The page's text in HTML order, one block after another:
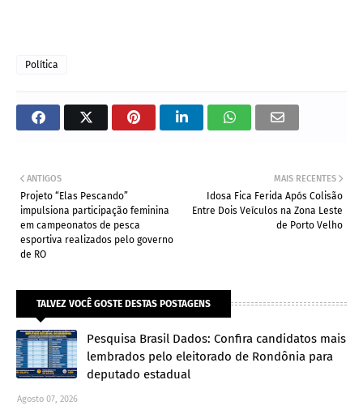
Política
MAIS RECENTES
Idosa Fica Ferida Após Colisão
Entre Dois Veículos na Zona Leste
de Porto Velho
ANTIGOS
Projeto “Elas Pescando”
impulsiona participação feminina
em campeonatos de pesca
esportiva realizados pelo governo
de RO
TALVEZ VOCÊ GOSTE DESTAS POSTAGENS
Pesquisa Brasil Dados: Confira candidatos mais
lembrados pelo eleitorado de Rondônia para
deputado estadual
Agosto 07, 2026